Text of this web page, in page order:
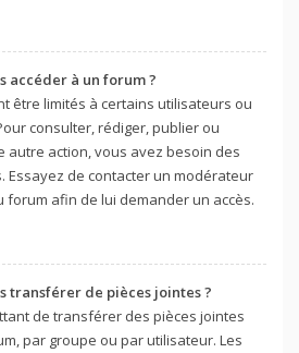
accéder à un forum ?
être limités à certains utilisateurs ou
consulter, rédiger, publier ou
autre action, vous avez besoin des
Essayez de contacter un modérateur
forum afin de lui demander un accès.
transférer de pièces jointes ?
de transférer des pièces jointes
par groupe ou par utilisateur. Les